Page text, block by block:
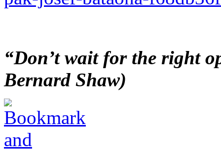
“Don’t wait for the right
Bernard Shaw)